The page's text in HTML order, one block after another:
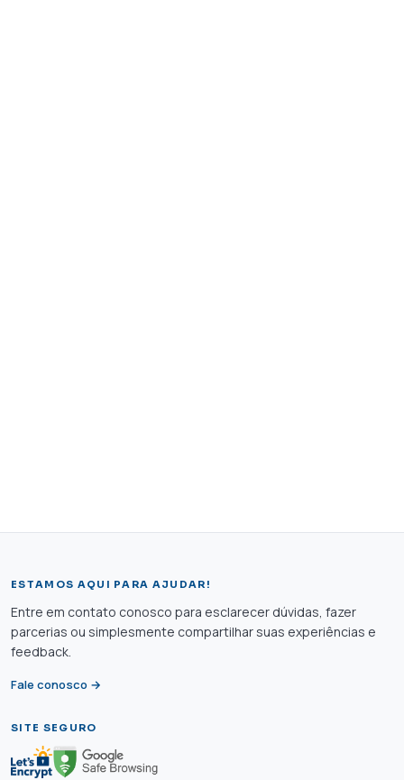
ESTAMOS AQUI PARA AJUDAR!
Entre em contato conosco para esclarecer dúvidas, fazer
parcerias ou simplesmente compartilhar suas experiências e
feedback.
Fale conosco →
SITE SEGURO